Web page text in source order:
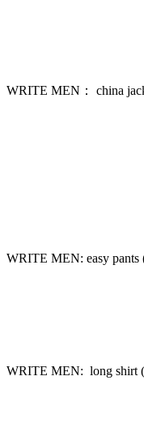
WRITE MEN： china
WRITE MEN: easy
WRITE MEN: long shirt